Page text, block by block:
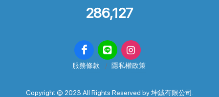
286,127
服務條款 隱私權政策
Copyright © 2023 All Rights Reserved by 坤鋮有限公司.